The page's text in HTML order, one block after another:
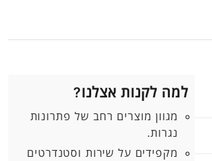
למה לקנות אצלנו?
מגוון מוצרים רחב של פתרונות
נגרות.
מקפידים על שירות וסטנדרטים